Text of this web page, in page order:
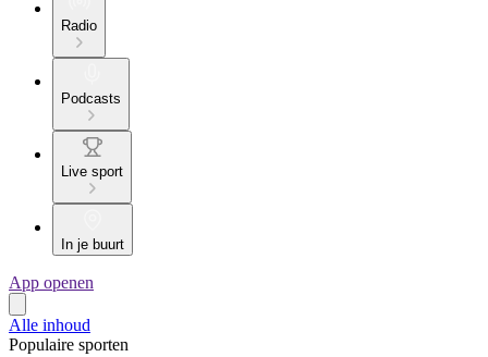
Radio
Podcasts
Live sport
In je buurt
App openen
Alle inhoud
Populaire sporten